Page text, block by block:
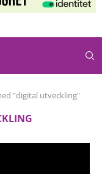
"digital utveckling"